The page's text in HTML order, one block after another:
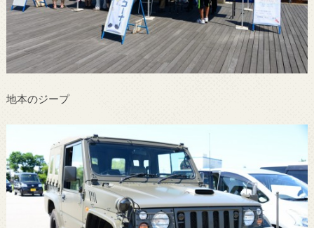
地本のジープ